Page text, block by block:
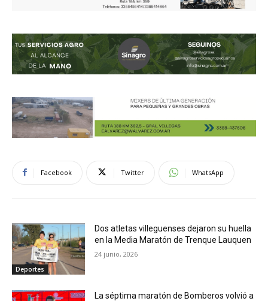
Facebook Twitter WhatsApp
Deportes
Dos atletas villeguenses dejaron su huella
en la Media Maratón de Trenque Lauquen
24 junio, 2026
La séptima maratón de Bomberos volvió a